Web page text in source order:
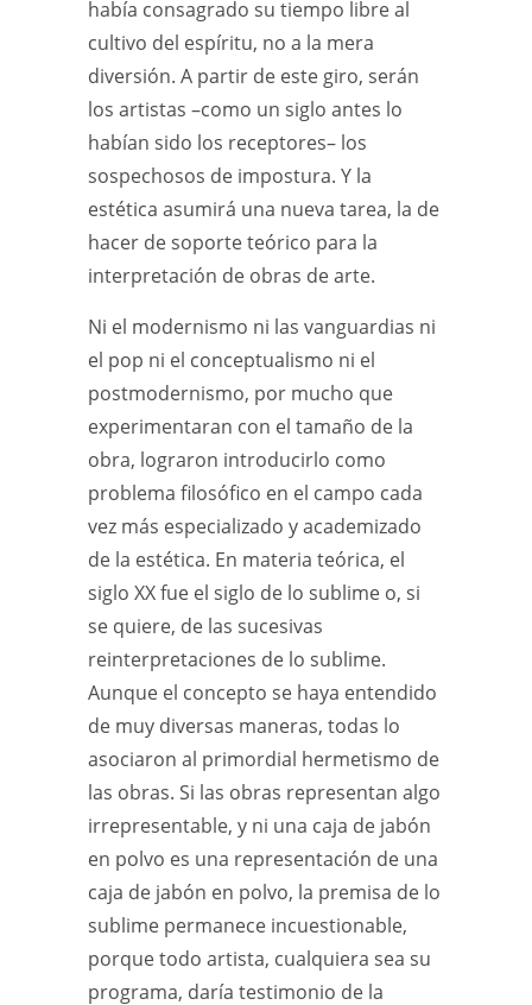
había consagrado su tiempo libre al
cultivo del espíritu, no a la mera
diversión. A partir de este giro, serán
los artistas –como un siglo antes lo
habían sido los receptores– los
sospechosos de impostura. Y la
estética asumirá una nueva tarea, la de
hacer de soporte teórico para la
interpretación de obras de arte.
Ni el modernismo ni las vanguardias ni
el pop ni el conceptualismo ni el
postmodernismo, por mucho que
experimentaran con el tamaño de la
obra, lograron introducirlo como
problema filosófico en el campo cada
vez más especializado y academizado
de la estética. En materia teórica, el
siglo XX fue el siglo de lo sublime o, si
se quiere, de las sucesivas
reinterpretaciones de lo sublime.
Aunque el concepto se haya entendido
de muy diversas maneras, todas lo
asociaron al primordial hermetismo de
las obras. Si las obras representan algo
irrepresentable, y ni una caja de jabón
en polvo es una representación de una
caja de jabón en polvo, la premisa de lo
sublime permanece incuestionable,
porque todo artista, cualquiera sea su
programa, daría testimonio de la